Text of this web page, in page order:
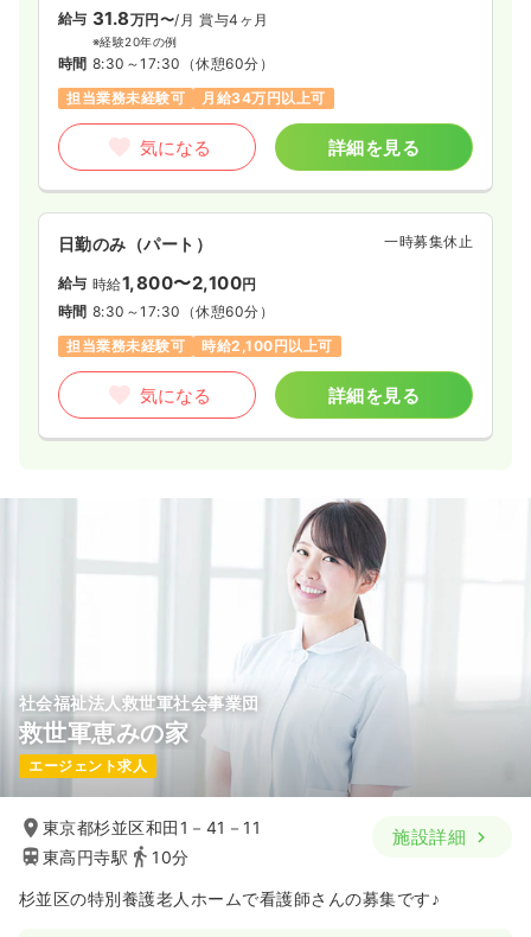
給与 31.8万円〜/月 賞与4ヶ月
※経験20年の例
時間 8:30～17:30 （休憩60分）
担当業務未経験可
月給34万円以上可
気になる 詳細を見る
日勤のみ（パート） 一時募集休止
給与 時給1,800〜2,100円
時間 8:30～17:30 （休憩60分）
担当業務未経験可
時給2,100円以上可
気になる 詳細を見る
社会福祉法人救世軍社会事業団
救世軍恵みの家
エージェント求人
東京都杉並区和田1－41－11
東高円寺駅
10分
施設詳細
杉並区の特別養護老人ホームで看護師さんの募集です♪